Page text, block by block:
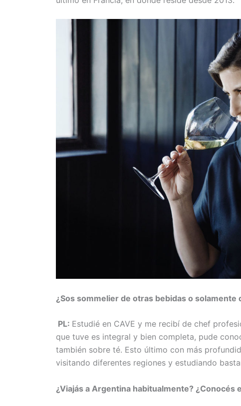
¿Sos sommelier de otras bebidas o solamente
PL: Estudié en CAVE y me recibí de chef
que tuve es integral y bien completa, pude
también sobre té. Esto último con más
visitando diferentes regiones y estudiando
¿Viajás a Argentina habitualmente? ¿Conocés